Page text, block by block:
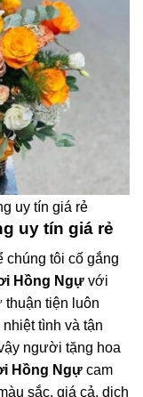
uy tín giá rẻ
uy tín giá rẻ
chúng tôi cố gắng
Hồng Ngự với
thuận tiện luôn
tình và tận
người tặng hoa
Hồng Ngự cam
sắc, giá cả, dịch